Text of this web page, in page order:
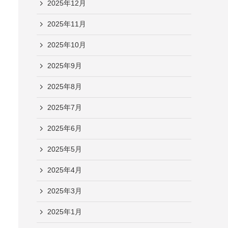
2025年12月
2025年11月
2025年10月
2025年9月
2025年8月
2025年7月
2025年6月
2025年5月
2025年4月
2025年3月
2025年1月